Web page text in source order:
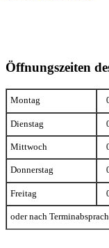
Öffnungszeiten
Montag
Dienstag
Mittwoch
Donnerstag
Freitag
oder nach